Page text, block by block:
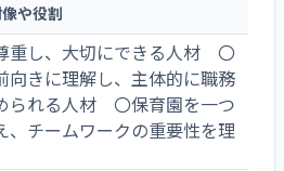
や役割
重し、大切にできる人材 〇
向きに理解し、主体的に職務
られる人材 〇保育園を一つ
、チームワークの重要性を理